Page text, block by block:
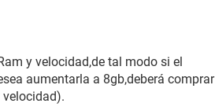
y velocidad,de tal modo si el
aumentarla a 8gb,deberá comprar